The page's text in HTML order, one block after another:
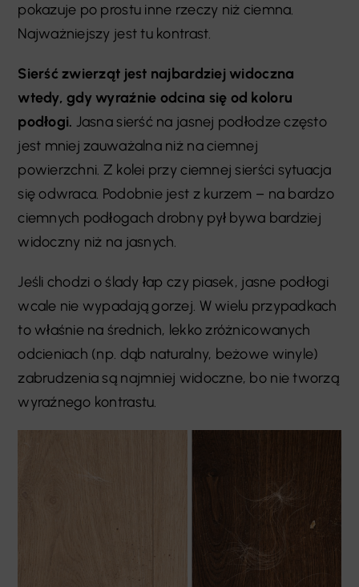
pokazuje po prostu inne rzeczy niż ciemna.
Najważniejszy jest tu kontrast.
Sierść zwierząt jest najbardziej widoczna
wtedy, gdy wyraźnie odcina się od koloru
podłogi. Jasna sierść na jasnej podłodze często
jest mniej zauważalna niż na ciemnej
powierzchni. Z kolei przy ciemnej sierści sytuacja
się odwraca. Podobnie jest z kurzem – na bardzo
ciemnych podłogach drobny pył bywa bardziej
widoczny niż na jasnych.
Jeśli chodzi o ślady łap czy piasek, jasne podłogi
wcale nie wypadają gorzej. W wielu przypadkach
to właśnie na średnich, lekko zróżnicowanych
odcieniach (np. dąb naturalny, beżowe winyle)
zabrudzenia są najmniej widoczne, bo nie tworzą
wyraźnego kontrastu.